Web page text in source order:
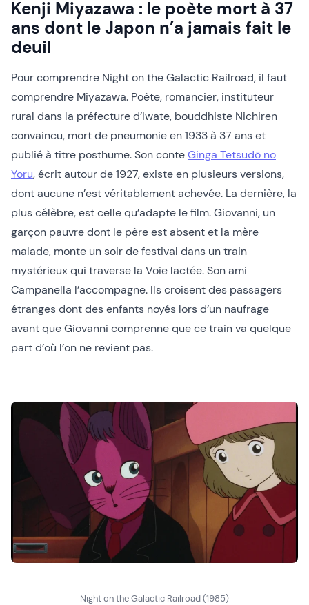
Kenji Miyazawa : le poète mort à 37
ans dont le Japon n’a jamais fait le
deuil
Pour comprendre Night on the Galactic Railroad, il faut
comprendre Miyazawa. Poète, romancier, instituteur
rural dans la préfecture d’Iwate, bouddhiste Nichiren
convaincu, mort de pneumonie en 1933 à 37 ans et
publié à titre posthume. Son conteGinga Tetsudō no
Yoru, écrit autour de 1927, existe en plusieurs versions,
dont aucune n’est véritablement achevée. La dernière, la
plus célèbre, est celle qu’adapte le film. Giovanni, un
garçon pauvre dont le père est absent et la mère
malade, monte un soir de festival dans un train
mystérieux qui traverse la Voie lactée. Son ami
Campanella l’accompagne. Ils croisent des passagers
étranges dont des enfants noyés lors d’un naufrage
avant que Giovanni comprenne que ce train va quelque
part d’où l’on ne revient pas.
Night on the Galactic Railroad (1985)